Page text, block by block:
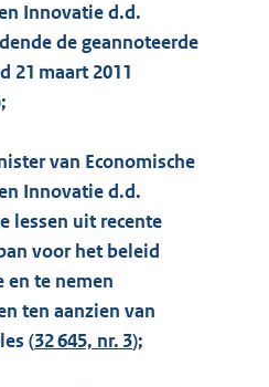
Innovatie d.d.
de geannoteerde
21 maart 2011
van Economische
Innovatie d.d.
lessen uit recente
voor het beleid
en te nemen
ten aanzien van
(32 645, nr. 3);